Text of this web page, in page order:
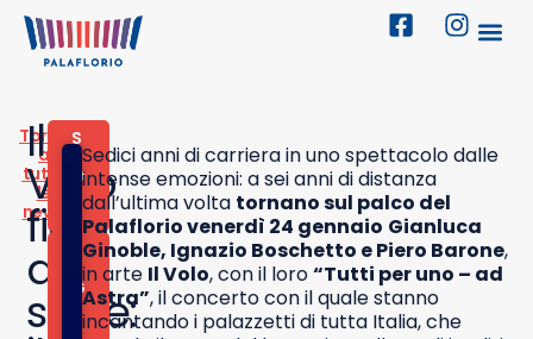
Torna
a
tutte
le
news
Il
Volo
fino
alle
stelle:
S
O
G
N
Sedici anni di carriera in uno spettacolo dalle
intense emozioni: a sei anni di distanza
dall’ultima volta tornano sul palco del
Palaflorio venerdì 24 gennaio Gianluca
Ginoble, Ignazio Boschetto e Piero Barone,
in arte Il Volo, con il loro“Tutti per uno – ad
Astra”, il concerto con il quale stanno
incantando i palazzetti di tutta Italia, che